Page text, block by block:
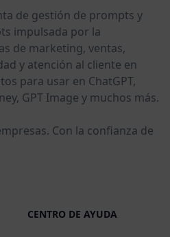
de gestión de prompts y
impulsada por la
de marketing, ventas,
y atención al cliente en
para usar en ChatGPT,
GPT Image y muchos más.
Con la confianza de
CENTRO DE AYUDA